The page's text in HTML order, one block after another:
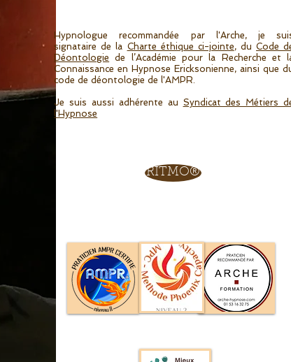
Hypnologue recommandée par l'Arche, je
signataire de la Charte éthique ci-jointe, duCode
Déontologie de l’Académie pour la Recherche et
Connaissance en Hypnose Ericksonienne, ainsi que
code de déontologie de l'AMPR.
Je suis aussi adhérente au Syndicat des Métiers
l'Hypnose
RITMO®